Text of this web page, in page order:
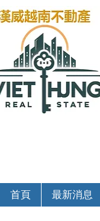
首頁 最新消息